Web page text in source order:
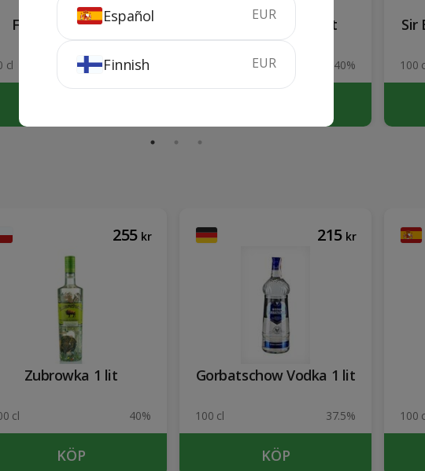
Fox Gang Pink Gin
cl 40%
Clan Campbell 1 lit
40%
Sir
100
255 kr
Zubrowka 1 lit
cl 40%
KÖP
215 kr
Gorbatschow Vodka 1 lit
100 cl 37.5%
KÖP
100
Español EUR
Finnish EUR